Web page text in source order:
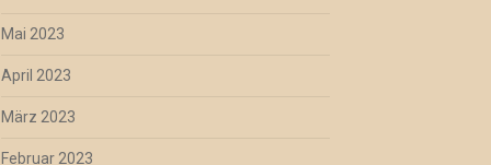
Mai 2023
April 2023
März 2023
Februar 2023